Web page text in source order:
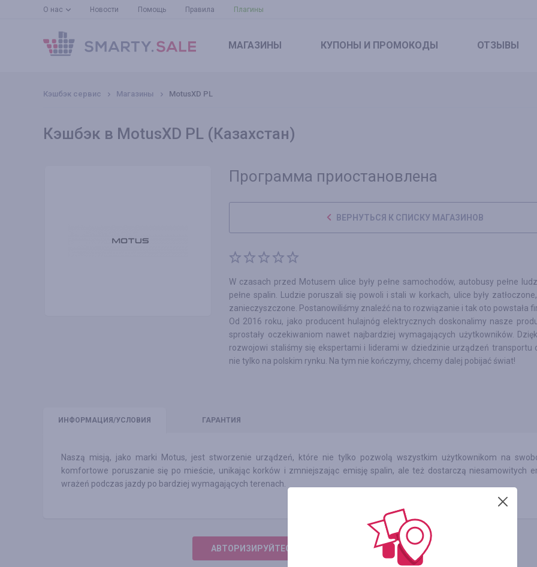
О нас Новости Помощь Правила Плагины
МАГАЗИНЫ КУПОНЫ И ПРОМОКОДЫ ОТЗЫВЫ
Кэшбэк сервис Магазины MotusXD PL
Кэшбэк в MotusXD PL (Казахстан)
Программа приостановлена
ВЕРНУТЬСЯ К СПИСКУ МАГАЗИНОВ
W czasach przed Motusem ulice były pełne samochodów, autobusy pełne
pełne spalin. Ludzie poruszali się powoli i stali w korkach, ulice były
zanieczyszczone. Postanowiliśmy znaleźć na to rozwiązanie i tak oto powstała
Od 2016 roku, jako producent hulajnóg elektrycznych doskonalimy nasze
sprostały oczekiwaniom nawet najbardziej wymagających użytkowników.
rozwojowi staliśmy się ekspertami i liderami w dziedzinie urządzeń transportu
nie tylko na polskim rynku. Na tym nie kończymy, chcemy dalej pobijać świat!
ИНФО РМАЦИЯ/УСЛОВИЯ ГАРАНТИЯ
Naszą misją, jako marki Motus, jest stworzenie urządzeń, które nie tylko pozwolą wszystkim użytkownikom na
komfortowe poruszanie się po mieście, unikając korków i zmniejszając emisję spalin, ale też dostarczą niesamowitych
wrażeń podczas jazdy po bardziej wymagających terenach.
АВТОРИЗИРУЙТЕСЬ, ЧТОБЫ ОСТАВИТЬ ОТЗЫВ